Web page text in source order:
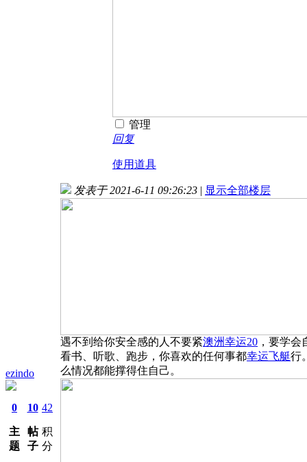
管理
回复
使用道具
ezindo
0
主
题
10
帖
子
42
积
分
发表于 2021-6-11 09:26:23 | 显示全部楼层
遇不到给你安全感的人不要紧澳洲幸运20 ，要学
看书、听歌、跑步，你喜欢的任何事都幸运飞艇行
么情况都能撑得住自己。